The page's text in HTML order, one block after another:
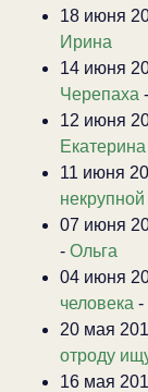
18 июня
Ирина
14 июня
Черепаха -
12 июня
Екатерина
11 июня
некрупной
07 июня
- Ольга
04 июня
человека -
20 мая
отроду
16 мая